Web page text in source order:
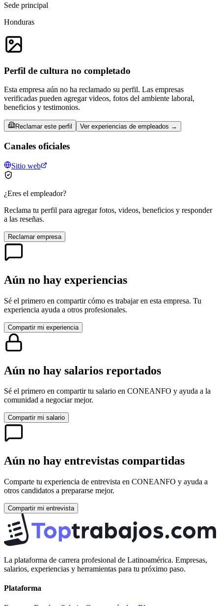
Sede principal
Honduras
Perfil de cultura no completado
Esta empresa aún no ha reclamado su perfil. Las empresas
verificadas pueden agregar videos, fotos del ambiente laboral,
beneficios y testimonios.
Reclamar este perfil Ver experiencias de empleados →
Canales oficiales
Sitio web
¿Eres el empleador?
Reclama tu perfil para agregar fotos, videos, beneficios y responder
a las reseñas.
Reclamar empresa
Aún no hay experiencias
Sé el primero en compartir cómo es trabajar en esta empresa. Tu
experiencia ayuda a otros profesionales.
Compartir mi experiencia
Aún no hay salarios reportados
Sé el primero en compartir tu salario en CONEANFO y ayuda a la
comunidad a negociar mejor.
Compartir mi salario
Aún no hay entrevistas compartidas
Comparte tu experiencia de entrevista en CONEANFO y ayuda a
otros candidatos a prepararse mejor.
Compartir mi entrevista
La plataforma de carrera profesional de Latinoamérica. Empresas,
salarios, experiencias y herramientas para tu próximo paso.
Plataforma